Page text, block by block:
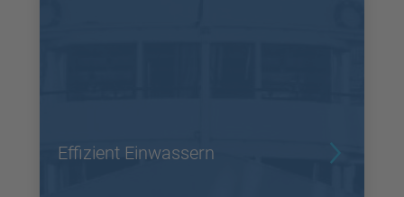
Effizient Einwassern